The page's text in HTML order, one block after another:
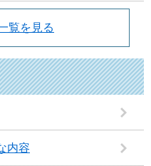
覧を見る
内容